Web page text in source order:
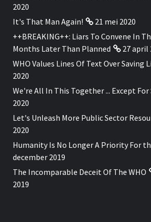
2020
It's That Man Again!
21 mei 2020
++BREAKING++: Liars To Convene In
Months Later Than Planned
27 april
WHO Values Lines Of Text Over Saving
2020
We're All In This Together ... Except For
2020
Let's Unleash More Public Sector
2020
Humanity Is No Longer A Priority For
december 2019
The Incomparable Deceit Of The WHO
2019